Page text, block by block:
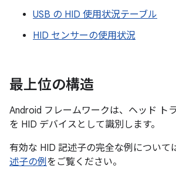
USB の HID 使用状況テーブル
HID センサーの使用状況
最上位の構造
Android フレームワークは、ヘッド ト
を HID デバイスとして識別します。
有効な HID 記述子の完全な例について
述子の例をご覧ください。